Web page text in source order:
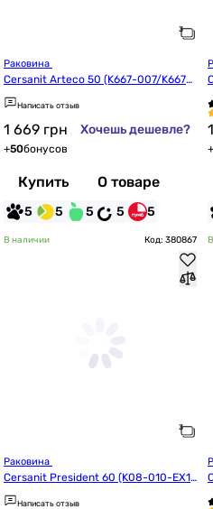
Cersanit Arteco 50 (K667-007/K667-
023/CCWS1008341747/CCWS1008341
912)Написать отзыв
1 669 грн Хочешь дешевле?
+50бонусов
Купить О товаре
5 5 5 5 5
+
В наличии Код: 380867
Cersanit President 60 (K08-010-EX1/
CCWS1000448071)
Написать отзыв